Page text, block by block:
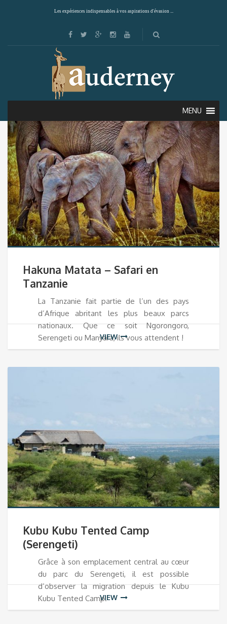
Les expériences indispensables à vos aspirations d'évasion ...
MENU
Showing all 6 results
Default sorting
Hakuna Matata – Safari en
Tanzanie
La Tanzanie fait partie de l’un des pays
d’Afrique abritant les plus beaux parcs
nationaux. Que ce soit Ngorongoro,
Serengeti ou Manyara, ils vous attendent !
VIEW
Kubu Kubu Tented Camp
(Serengeti)
Grâce à son emplacement central au cœur
du parc du Serengeti, il est possible
d’observer la migration depuis le Kubu
Kubu Tented Camp.VIEW